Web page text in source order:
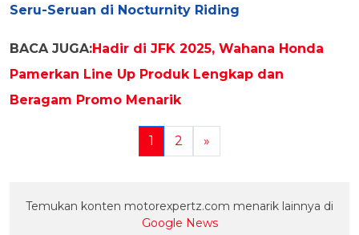
Seru-Seruan di Nocturnity Riding
BACA JUGA:Hadir di JFK 2025, Wahana Honda
Pamerkan Line Up Produk Lengkap dan
Beragam Promo Menarik
1 2 »
Temukan konten motorexpertz.com menarik lainnya di
Google News